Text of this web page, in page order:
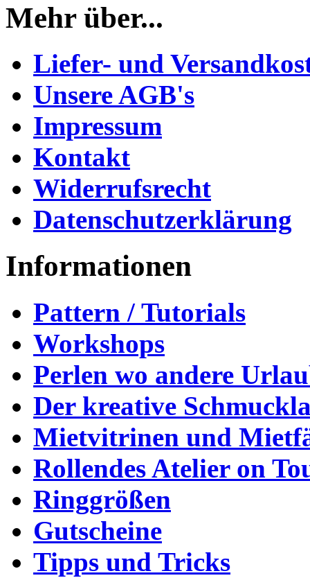
Mehr über...
Liefer- und
Unsere AGB's
Impressum
Kontakt
Widerrufsrecht
Datenschutzerklärung
Informationen
Pattern / Tutorials
Workshops
Perlen wo andere
Der kreative
Mietvitrinen und
Rollendes Atelier on
Ringgrößen
Gutscheine
Tipps und Tricks